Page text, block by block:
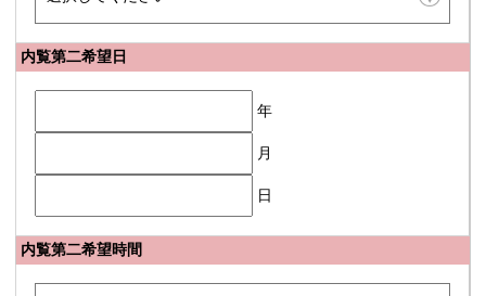
内覧第二希望日
年
月
日
内覧第二希望時間